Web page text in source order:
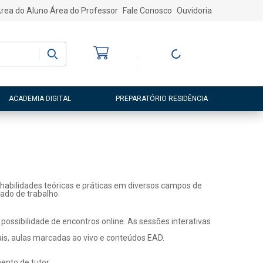
do Aluno Área do Professor Fale Conosco Ouvidoria
Entre ou Cadastre-
ACADEMIA DIGITAL PREPARATÓRIO RESIDÊNCIA
teóricas e práticas em diversos campos de
de trabalho.
de encontros online. As sessões interativas
aulas marcadas ao vivo e conteúdos EAD.